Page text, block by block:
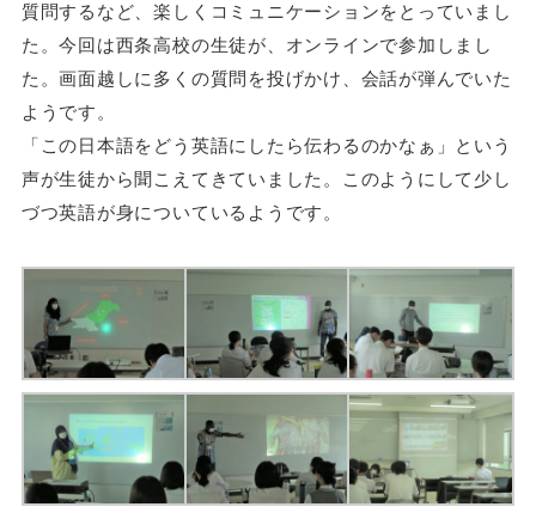
質問するなど、楽しくコミュニケーションをとっていまし
た。今回は西条高校の生徒が、オンラインで参加しまし
た。画面越しに多くの質問を投げかけ、会話が弾んでいた
ようです。
「この日本語をどう英語にしたら伝わるのかなぁ」という
声が生徒から聞こえてきていました。このようにして少し
づつ英語が身についているようです。